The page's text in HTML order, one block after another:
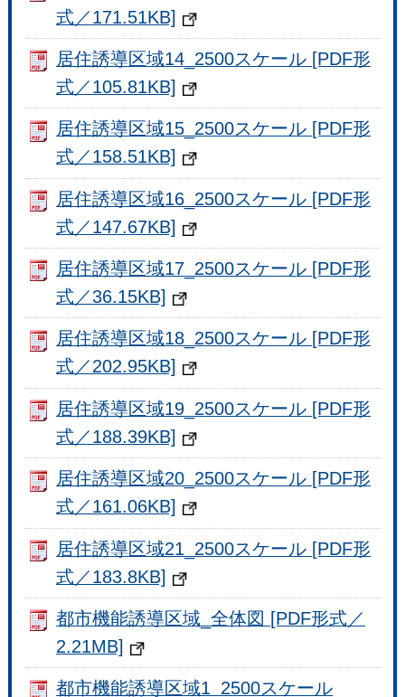
式／171.51KB]
居住誘導区域14_2500スケール [PDF形
式／105.81KB]
居住誘導区域15_2500スケール [PDF形
式／158.51KB]
居住誘導区域16_2500スケール [PDF形
式／147.67KB]
居住誘導区域17_2500スケール [PDF形
式／36.15KB]
居住誘導区域18_2500スケール [PDF形
式／202.95KB]
居住誘導区域19_2500スケール [PDF形
式／188.39KB]
居住誘導区域20_2500スケール [PDF形
式／161.06KB]
居住誘導区域21_2500スケール [PDF形
式／183.8KB]
都市機能誘導区域_全体図 [PDF形式／
2.21MB]
都市機能誘導区域1_2500スケール